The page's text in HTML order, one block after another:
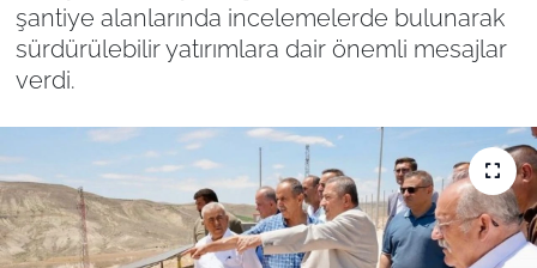
şantiye alanlarında incelemelerde bulunarak
sürdürülebilir yatırımlara dair önemli mesajlar
verdi.